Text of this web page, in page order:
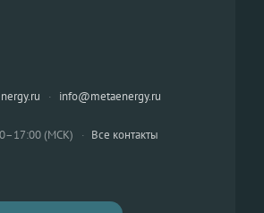
· info@metaenergy.ru
(МСК) · Все контакты